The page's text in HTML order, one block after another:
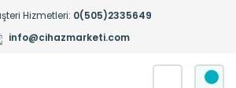
Hizmetleri: 0(505)2335649
info@cihazmarketi.com